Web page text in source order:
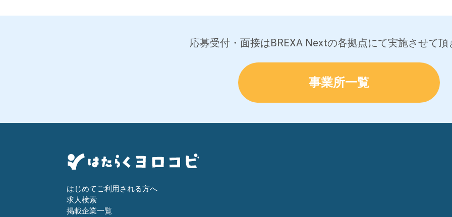
応募受付・面接はBREXA Nextの各拠点にて実施させて頂
事業所一覧
はじめてご利用される方へ
求人検索
掲載企業一覧